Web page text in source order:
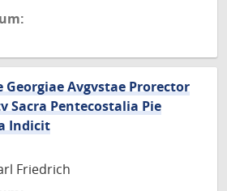
Georgiae Avgvstae Prorector
Sacra Pentecostalia Pie
Indicit
Friedrich